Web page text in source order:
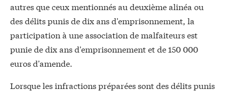
autres que ceux mentionnés au deuxième alinéa ou
des délits punis de dix ans d'emprisonnement, la
participation à une association de malfaiteurs est
punie de dix ans d'emprisonnement et de 150 000
euros d'amende.
Lorsque les infractions préparées sont des délits punis